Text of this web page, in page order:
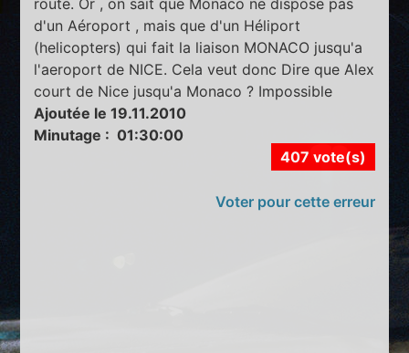
route. Or , on sait que Monaco ne dispose pas
d'un Aéroport , mais que d'un Héliport
(helicopters) qui fait la liaison MONACO jusqu'a
l'aeroport de NICE. Cela veut donc Dire que Alex
court de Nice jusqu'a Monaco ? Impossible
Ajoutée le 19.11.2010
Minutage : 01:30:00
407 vote(s)
Voter pour cette erreur